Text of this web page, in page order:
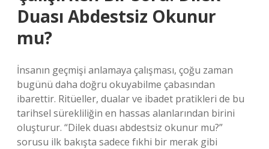
Duası Abdestsiz Okunur
mu?
İnsanın geçmişi anlamaya çalışması, çoğu zaman
bugünü daha doğru okuyabilme çabasından
ibarettir. Ritüeller, dualar ve ibadet pratikleri de bu
tarihsel sürekliliğin en hassas alanlarından birini
oluşturur. “Dilek duası abdestsiz okunur mu?”
sorusu ilk bakışta sadece fıkhi bir merak gibi